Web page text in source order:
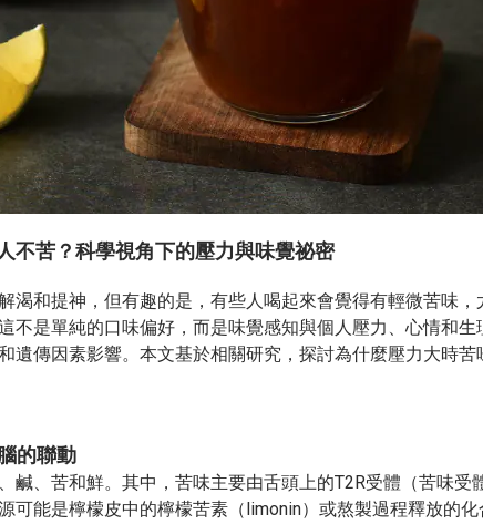
不苦？科學視角下的壓力與味覺祕密
渴和提神，但有趣的是，有些人喝起來會覺得有輕微苦味
不是單純的口味偏好，而是味覺感知與個人壓力、心情和
遺傳因素影響。本文基於相關研究，探討為什麼壓力大時
的聯動
鹹、苦和鮮。其中，苦味主要由舌頭上的T2R受體（苦味受
可能是檸檬皮中的檸檬苦素（limonin）或熬製過程釋放的